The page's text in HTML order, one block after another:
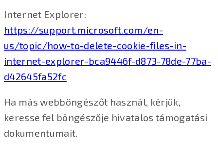
Internet Explorer:
https://support.microsoft.com/en-
us/topic/how-to-delete-cookie-files-in-
internet-explorer-bca9446f-d873-78de-77ba-
d42645fa52fc
Ha más webböngészőt használ, kérjük,
keresse fel böngészője hivatalos támogatási
dokumentumait.